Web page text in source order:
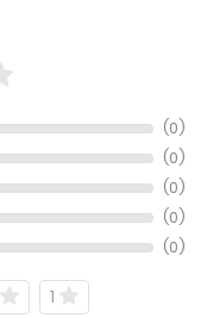
(0)
(0)
(0)
(0)
(0)
1